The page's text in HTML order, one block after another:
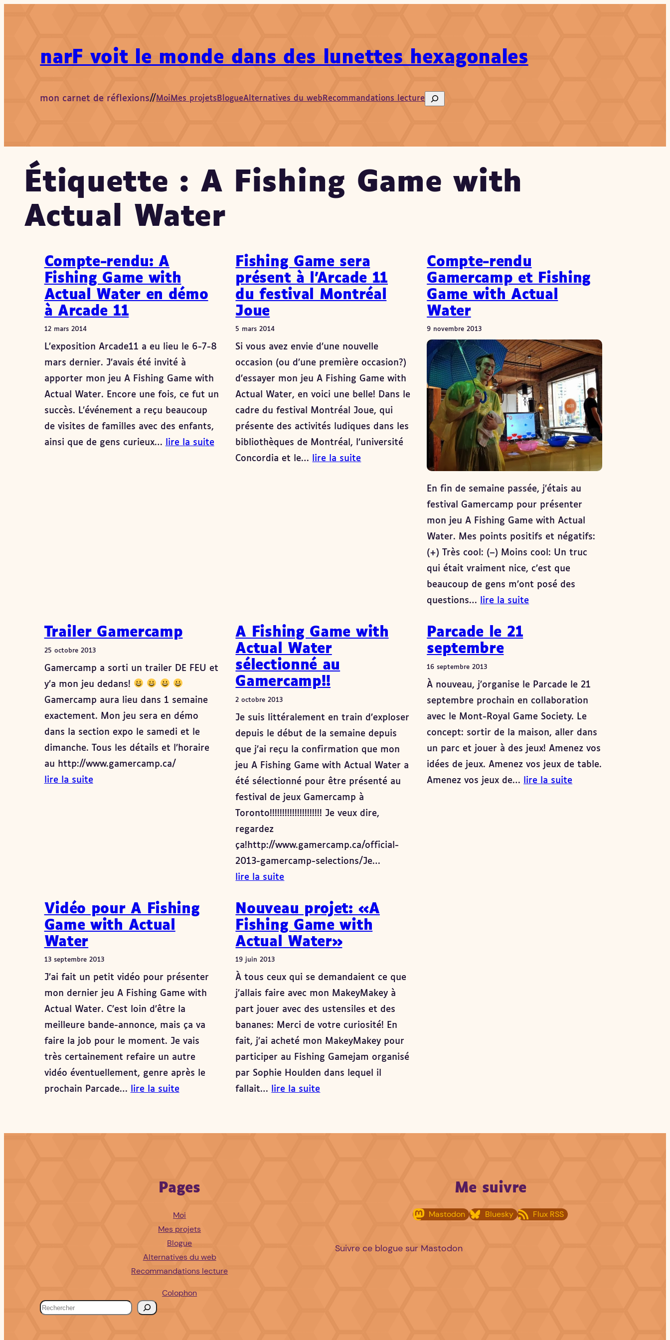
narF voit le monde dans des lunettes hexagonales
mon carnet de réflexions//MoiMes projets BlogueAlternatives du web Recommandations lecture Search
Étiquette : A Fishing Game with
Actual Water
Compte-rendu: A
Fishing Game with
Actual Water en démo
à Arcade 11
12 mars 2014
L’exposition Arcade11 a eu lieu le 6-7-8
mars dernier. J’avais été invité à
apporter mon jeu A Fishing Game with
Actual Water. Encore une fois, ce fut un
succès. L’événement a reçu beaucoup
de visites de familles avec des enfants,
ainsi que de gens curieux…
lire la suite
Fishing Game sera
présent à l’Arcade 11
du festival Montréal
Joue
5 mars 2014
Si vous avez envie d’une nouvelle
occasion (ou d’une première occasion?)
d’essayer mon jeu A Fishing Game with
Actual Water, en voici une belle! Dans le
cadre du festival Montréal Joue, qui
présente des activités ludiques dans les
bibliothèques de Montréal, l’université
Concordia et le…
lire la suite
Compte-rendu
Gamercamp et Fishing
Game with Actual
Water
9 novembre 2013
En fin de semaine passée, j’étais au
festival Gamercamp pour présenter
mon jeu A Fishing Game with Actual
Water. Mes points positifs et négatifs:
(+) Très cool: (–) Moins cool: Un truc
qui était vraiment nice, c’est que
beaucoup de gens m’ont posé des
questions…
lire la suite
Trailer Gamercamp
25 octobre 2013
Gamercamp a sorti un trailer DE FEU et
y’a mon jeu dedans!
Gamercamp aura lieu dans 1 semaine
exactement. Mon jeu sera en démo
dans la section expo le samedi et le
dimanche. Tous les détails et l’horaire
au http://www.gamercamp.ca/
lire la suite
A Fishing Game with
Actual Water
sélectionné au
Gamercamp!!
2 octobre 2013
Je suis littéralement en train d’exploser
depuis le début de la semaine depuis
que j’ai reçu la confirmation que mon
jeu A Fishing Game with Actual Water a
été sélectionné pour être présenté au
festival de jeux Gamercamp à
Toronto!!!!!!!!!!!!!!!!!!!!! Je veux dire,
regardez
ça!http://www.gamercamp.ca/official-
2013-gamercamp-selections/Je…
lire la suite
Parcade le 21
septembre
16 septembre 2013
À nouveau, j’organise le Parcade le 21
septembre prochain en collaboration
avec le Mont-Royal Game Society. Le
concept: sortir de la maison, aller dans
un parc et jouer à des jeux! Amenez vos
idées de jeux. Amenez vos jeux de table.
Amenez vos jeux de…
lire la suite
Vidéo pour A Fishing
Game with Actual
Water
13 septembre 2013
J’ai fait un petit vidéo pour présenter
mon dernier jeu A Fishing Game with
Actual Water. C’est loin d’être la
meilleure bande-annonce, mais ça va
faire la job pour le moment. Je vais
très certainement refaire un autre
vidéo éventuellement, genre après le
prochain Parcade…
lire la suite
Nouveau projet: «A
Fishing Game with
Actual Water»
19 juin 2013
À tous ceux qui se demandaient ce que
j’allais faire avec mon MakeyMakey à
part jouer avec des ustensiles et des
bananes: Merci de votre curiosité! En
fait, j’ai acheté mon MakeyMakey pour
participer au Fishing Gamejam organisé
par Sophie Houlden dans lequel il
fallait…
lire la suite
Pages
Moi
Mes projets
Blogue
Alternatives du web
Recommandations lecture
Colophon
R
Me suivre
Mastodon Bluesky Flux RSS
Suivre ce blogue sur Mastodon